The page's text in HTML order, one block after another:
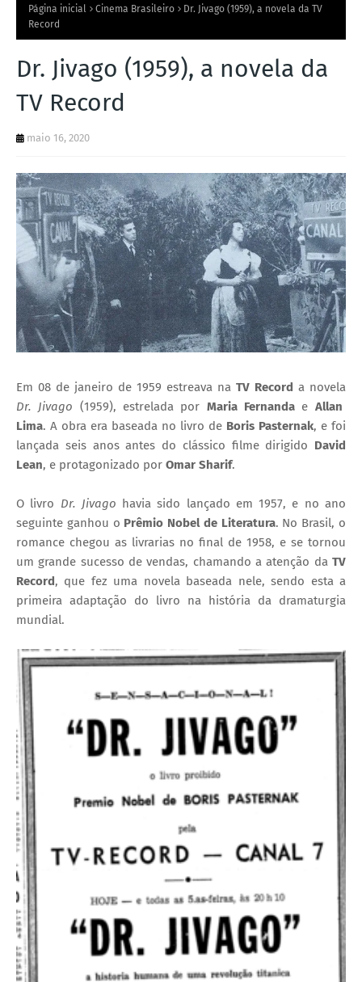
TI
M
A
O
C
I
A
S
Página inicial Cinema Brasileiro
Dr. Jivago (1959), a novela da TV
Record
Dr. Jivago (1959), a novela da
TV Record
maio 16, 2020
Em 08 de janeiro de 1959 estreava na TV Record a novela
Dr. Jivago (1959), estrelada por Maria Fernanda e Allan
Lima. A obra era baseada no livro de Boris Pasternak, e foi
lançada seis anos antes do clássico filme dirigido David
Lean, e protagonizado por Omar Sharif.
O livro Dr. Jivago havia sido lançado em 1957, e no ano
seguinte ganhou o Prêmio Nobel de Literatura. No Brasil, o
romance chegou as livrarias no final de 1958, e se tornou
um grande sucesso de vendas, chamando a atenção da TV
Record , que fez uma novela baseada nele, sendo esta a
primeira adaptação do livro na história da dramaturgia
mundial.